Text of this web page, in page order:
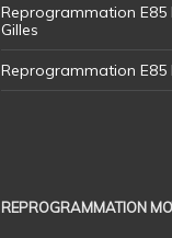
Reprogrammation
Gilles
Reprogrammation E85
REPROGRAMMATION